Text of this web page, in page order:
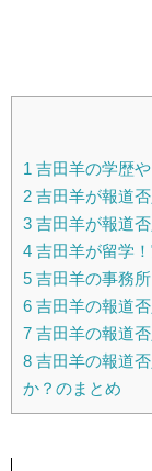
1 吉田羊の学歴
2 吉田羊が報道
3 吉田羊が報道
4 吉田羊が留学
5 吉田羊の事務
6 吉田羊の報道
7 吉田羊の報道
8 吉田羊の報道
か？のまとめ